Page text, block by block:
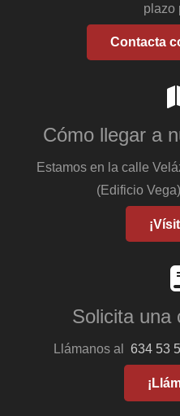
plazo
Contacta
Cómo llegar a
Estamos en la calle
(Edificio
Solicita una
Llámanos al 634 53